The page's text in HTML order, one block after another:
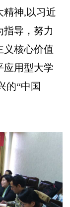
精神,以习近
导，努力
义核心价值
应用型大学
的“中国